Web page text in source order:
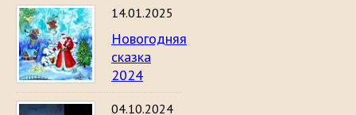
14.01.2025
Новогодняя
сказка
2024
04.10.2024